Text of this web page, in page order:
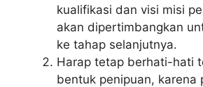
kualifikasi dan visi misi
akan dipertimbangkan
ke tahap selanjutnya.
Harap tetap berhati-hati
bentuk penipuan, karena